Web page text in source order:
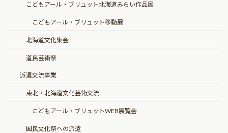
こどもアール・ブリュット北海道みらい作品展
こどもアール・ブリュット移動展
北海道文化集会
道民芸術祭
派遣交流事業
東北・北海道文化芸術交流
こどもアール・ブリュットWEB展覧会
国民文化祭への派遣